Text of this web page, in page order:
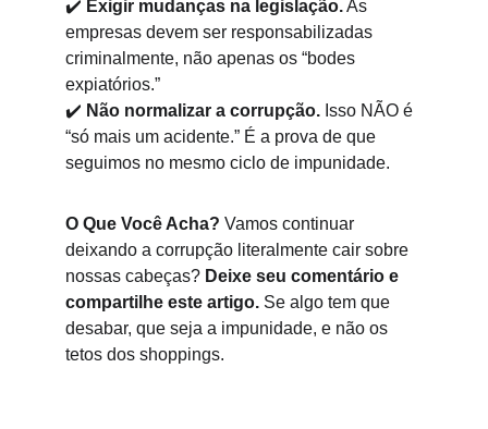
✔️ Exigir mudanças na legislação. As
empresas devem ser responsabilizadas
criminalmente, não apenas os “bodes
expiatórios.”
✔️ Não normalizar a corrupção. Isso NÃO é
“só mais um acidente.” É a prova de que
seguimos no mesmo ciclo de impunidade.
O Que Você Acha? Vamos continuar
deixando a corrupção literalmente cair sobre
nossas cabeças? Deixe seu comentário e
compartilhe este artigo. Se algo tem que
desabar, que seja a impunidade, e não os
tetos dos shoppings.